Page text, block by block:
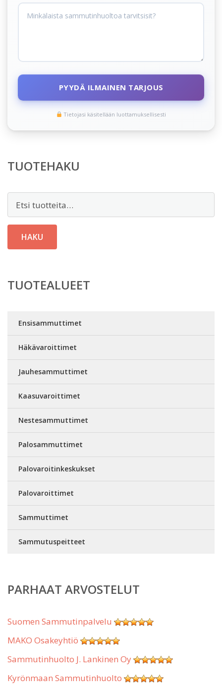
PYYDÄ ILMAINEN TARJOUS
Tietojasi käsitellään luottamuksellisesti
TUOTEHAKU
HAKU
TUOTEALUEET
Ensisammuttimet
Häkävaroittimet
Jauhesammuttimet
Kaasuvaroittimet
Nestesammuttimet
Palosammuttimet
Palovaroitinkeskukset
Palovaroittimet
Sammuttimet
Sammutuspeitteet
PARHAAT ARVOSTELUT
Suomen Sammutinpalvelu
MAKO Osakeyhtiö
Sammutinhuolto J. Lankinen Oy
Kyrönmaan Sammutinhuolto